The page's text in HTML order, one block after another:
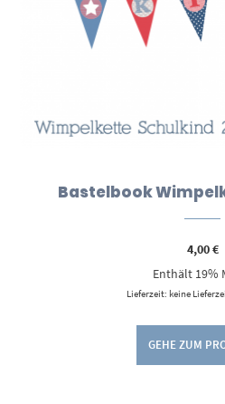
Bastelbook
4,00€
Enthält 19%
Lieferzeit: keine
GEHE ZUM